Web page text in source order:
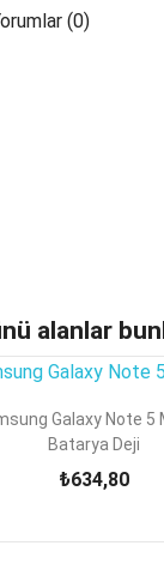
(0)
alanlar
Hızlı
Galaxy Note 5
Batarya Deji
₺634,80